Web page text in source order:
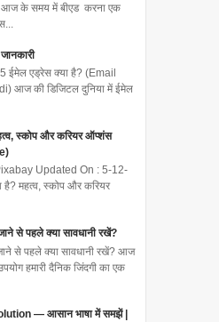
के समय में बीएड करना एक
एड्रेस क्या है? (Email
आज की डिजिटल दुनिया में ईमेल
स्कोप और करियर ऑप्शंस
Updated On : 5-12-
है? महत्व, स्कोप और करियर
से पहले क्या सावधानी रखें?
से पहले क्या सावधानी रखें? आज
हमारी दैनिक जिंदगी का एक
— आसान भाषा में समझें |